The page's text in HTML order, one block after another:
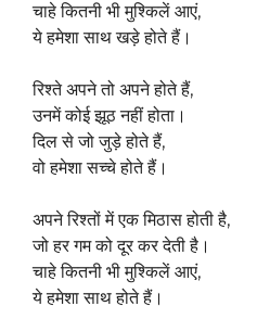
चाहे कितनी भी मुश्किलें आएं,
ये हमेशा साथ खड़े होते हैं।
रिश्ते अपने तो अपने होते हैं,
उनमें कोई झूठ नहीं होता।
दिल से जो जुड़े होते हैं,
वो हमेशा सच्चे होते हैं।
अपने रिश्तों में एक मिठास होती है,
जो हर गम को दूर कर देती है।
चाहे कितनी भी मुश्किलें आएं,
ये हमेशा साथ होते हैं।